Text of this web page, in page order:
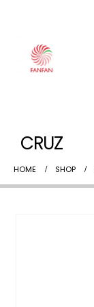
CRUZ
HOME SHOP